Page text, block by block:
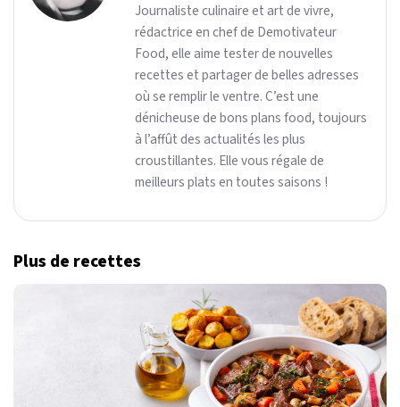
Journaliste culinaire et art de vivre,
rédactrice en chef de Demotivateur
Food, elle aime tester de nouvelles
recettes et partager de belles adresses
où se remplir le ventre. C’est une
dénicheuse de bons plans food, toujours
à l’affût des actualités les plus
croustillantes. Elle vous régale de
meilleurs plats en toutes saisons !
Plus de recettes